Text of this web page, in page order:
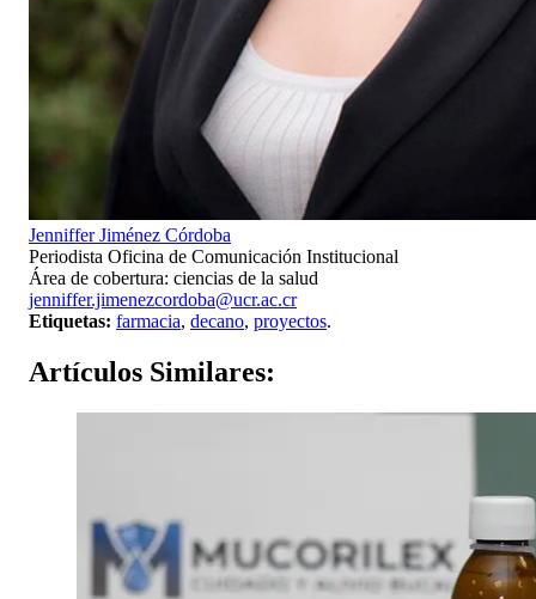
Jenniffer Jiménez Córdoba
Periodista Oficina de Comunicación Institucional
Área de cobertura: ciencias de la salud
jenniffer.jimenezcordoba@ucr.ac.cr
Etiquetas: farmacia, decano, proyectos.
Artículos Similares: